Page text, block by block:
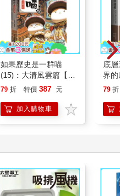
如果歷史是一群喵
(15)：大清風雲篇【萌
貓漫畫學歷史】
79 折 特價 387 元
加入購物車
底
界
79 折